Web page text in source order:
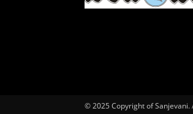
© 2025 Copyright of Sanjevani.